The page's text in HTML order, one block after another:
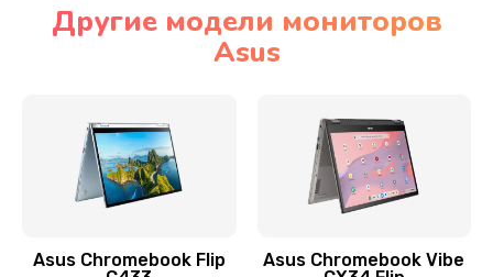
Чистка динамика и микрофонов (с разбором)
Замена кнопки Home (домой)
Заказать
Другие модели мониторов
Asus
Asus Chromebook Flip
Asus Chromebook Vibe